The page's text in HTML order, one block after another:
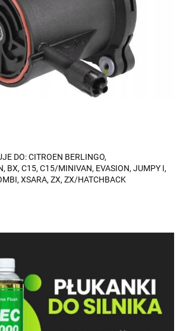
DO: CITROEN BERLINGO,
BX, C15, C15/MINIVAN, EVASION, JUMPY I,
XSARA, ZX, ZX/HATCHBACK